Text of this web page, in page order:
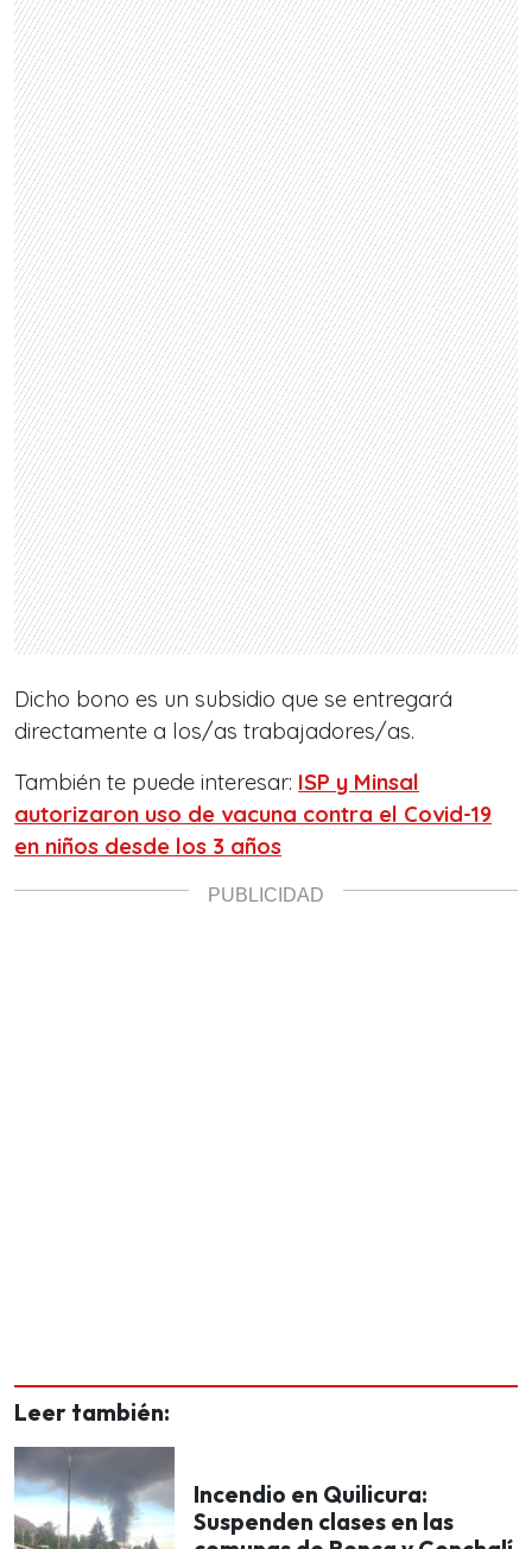
Dicho bono es un subsidio que se entregará
directamente a los/as trabajadores/as.
También te puede interesar: ISP y Minsal
autorizaron uso de vacuna contra el Covid-19
en niños desde los 3 años
Leer también:
Incendio en Quilicura:
Suspenden clases en las